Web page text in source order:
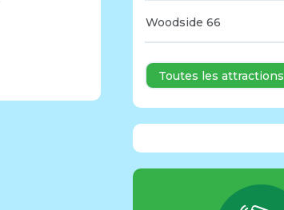
Woodside 66
Toutes les attractions